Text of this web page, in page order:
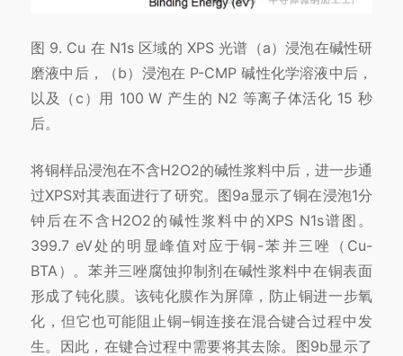
图 9. Cu 在 N1s 区域的 XPS 光谱（a）浸泡在碱性研
磨液中后，（b）浸泡在 P-CMP 碱性化学溶液中后，
以及（c）用 100 W 产生的 N2 等离子体活化 15 秒
后。
将铜样品浸泡在不含H2O2的碱性浆料中后，进一步通
过XPS对其表面进行了研究。图9a显示了铜在浸泡1分
钟后在不含H2O2的碱性浆料中的XPS N1s谱图。
399.7 eV处的明显峰值对应于铜-苯并三唑（Cu-
BTA）。苯并三唑腐蚀抑制剂在碱性浆料中在铜表面
形成了钝化膜。该钝化膜作为屏障，防止铜进一步氧
化，但它也可能阻止铜–铜连接在混合键合过程中发
生。因此，在键合过程中需要将其去除。图9b显示了